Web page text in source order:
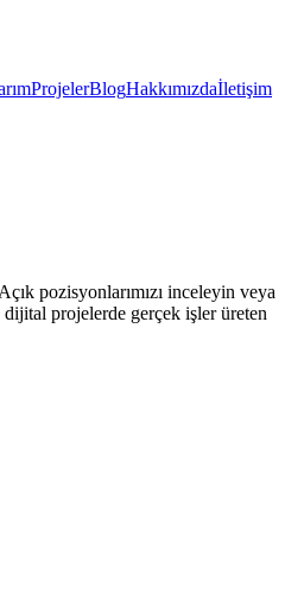
ProjelerBlogHakkımızdaİletişim
pozisyonlarımızı inceleyin veya
dijital projelerde gerçek işler üreten